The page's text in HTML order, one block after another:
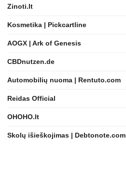
Zinoti.lt
Kosmetika | Pickcartline
AOGX | Ark of Genesis
CBDnutzen.de
Automobilių nuoma | Rentuto.com
Reidas Official
OHOHO.lt
Skolų išieškojimas | Debtonote.com